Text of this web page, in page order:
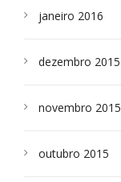
janeiro 2016
dezembro 2015
novembro 2015
outubro 2015